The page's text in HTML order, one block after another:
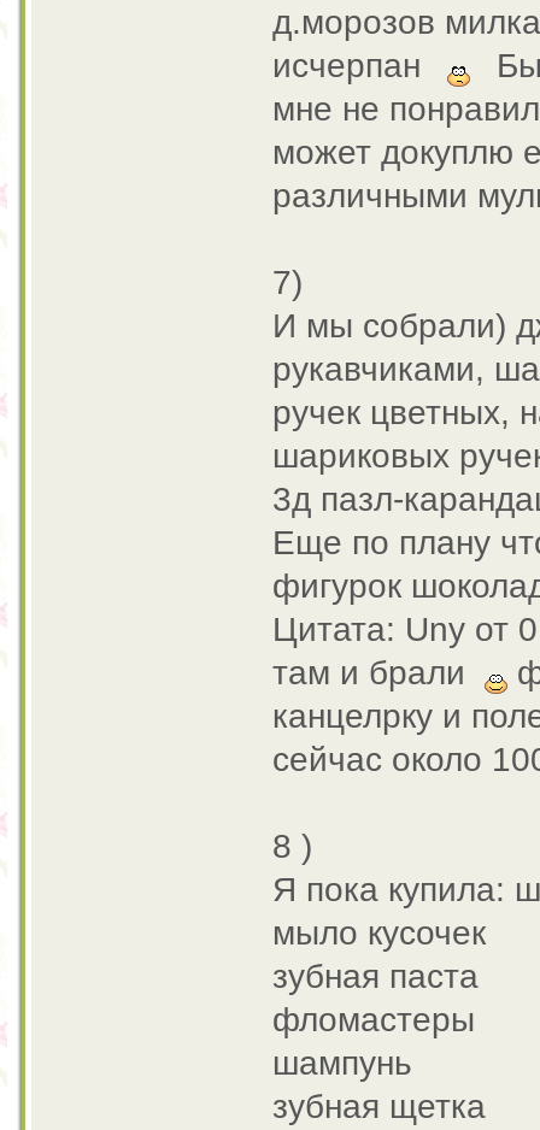
д.морозов
исчерпан
мне не
может докуплю
различными
7)
И мы собрали)
рукавчиками,
ручек цветных,
шариковых
3д пазл-
Еще по плану
фигурок
Цитата: Uny от
там и брали
канцелрку и
сейчас около
8 )
Я пока купила:
мыло кусочек
зубная паста
фломастеры
шампунь
зубная щетка